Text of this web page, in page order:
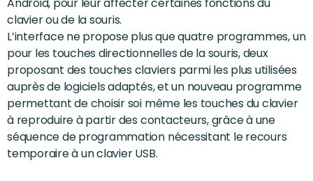
clavier ou de la souris.
L’interface ne propose plus que quatre programmes, un
pour les touches directionnelles de la souris, deux
proposant des touches claviers parmi les plus utilisées
auprès de logiciels adaptés, et un nouveau programme
permettant de choisir soi même les touches du clavier
à reproduire à partir des contacteurs, grâce à une
séquence de programmation nécessitant le recours
temporaire à un clavier USB.